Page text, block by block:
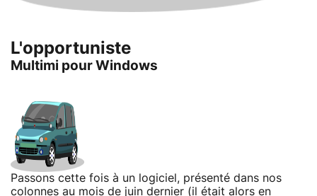
L'opportuniste
Multimi pour Windows
Passons cette fois à un logiciel, présenté dans nos
colonnes au mois de juin dernier (il était alors en